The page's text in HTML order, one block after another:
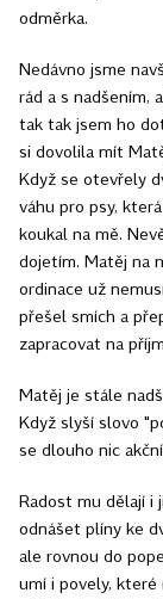
odměrka.
Nedávno jsme
rád a s nadšením,
tak tak jsem ho
si dovolila mít
Když se otevřely
váhu pro psy,
koukal na mě.
dojetím. Matěj na
ordinace už
přešel smích a
zapracovat na
Matěj je stále
Když slyší slovo
se dlouho nic
Radost mu dělají i
odnášet plíny ke
ale rovnou do
umí i povely, které